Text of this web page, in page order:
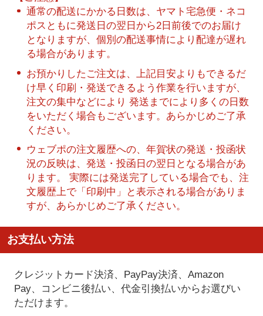
通常の配送にかかる日数は、ヤマト宅急便・ネコ
ポスともに発送日の翌日から2日前後でのお届け
となりますが、個別の配送事情により配達が遅れ
る場合があります。
お預かりしたご注文は、上記目安よりもできるだ
け早く印刷・発送できるよう作業を行いますが、
注文の集中などにより 発送までにより多くの日数
をいただく場合もございます。あらかじめご了承
ください。
ウェブポの注文履歴への、年賀状の発送・投函状
況の反映は、発送・投函日の翌日となる場合があ
ります。 実際には発送完了している場合でも、注
文履歴上で「印刷中」と表示される場合がありま
すが、あらかじめご了承ください。
お支払い方法
クレジットカード決済、PayPay決済、Amazon
Pay、コンビニ後払い、代金引換払いからお選びい
ただけます。